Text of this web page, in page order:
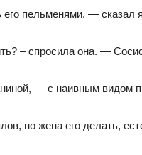
пельменями, — сказал
– спросила она. —
— с наивным видом
но жена его делать,